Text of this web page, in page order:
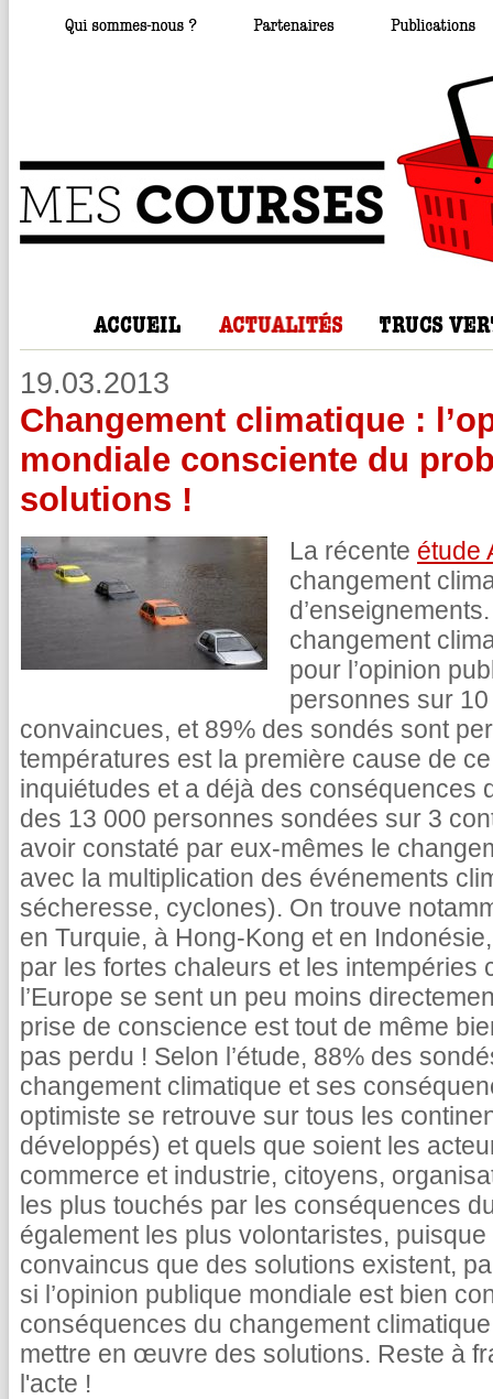
19.03.2013
Changement climatique :
mondiale consciente du
solutions !
La récente étude
changement
changement
pour l’opinion
personnes sur
convaincues, et 89% des sondés sont
températures est la première cause de
inquiétudes et a déjà des conséquences
des 13 000 personnes sondées sur 3
avoir constaté par eux-mêmes le
avec la multiplication des événements
sécheresse, cyclones). On trouve
en Turquie, à Hong-Kong et en
par les fortes chaleurs et les intempéries
l’Europe se sent un peu moins
prise de conscience est tout de même
pas perdu ! Selon l’étude, 88% des
changement climatique et ses
optimiste se retrouve sur tous les
développés) et quels que soient les
commerce et industrie, citoyens,
les plus touchés par les conséquences
également les plus volontaristes,
convaincus que des solutions existent,
si l’opinion publique mondiale est bien
conséquences du changement
mettre en œuvre des solutions. Reste à
l'acte !